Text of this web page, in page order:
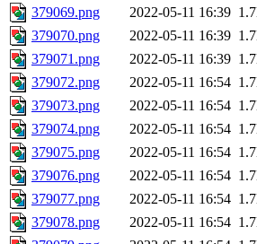
379069.png
2022-05-11 16:39
379070.png
2022-05-11 16:39
379071.png
2022-05-11 16:39
379072.png
2022-05-11 16:54
379073.png
2022-05-11 16:54
379074.png
2022-05-11 16:54
379075.png
2022-05-11 16:54
379076.png
2022-05-11 16:54
379077.png
2022-05-11 16:54
379078.png
2022-05-11 16:54